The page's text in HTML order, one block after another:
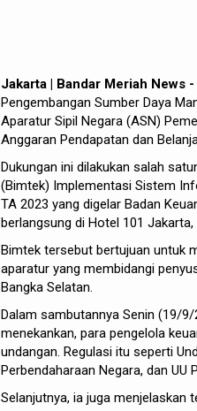
Jakarta | Bandar Meriah News -
Pengembangan Sumber Daya
Aparatur Sipil Negara (ASN)
Anggaran Pendapatan dan
Dukungan ini dilakukan salah
(Bimtek) Implementasi Sistem
TA 2023 yang digelar Badan
berlangsung di Hotel 101
Bimtek tersebut bertujuan untuk
aparatur yang membidangi
Bangka Selatan.
Dalam sambutannya Senin (19/
menekankan, para pengelola
undangan. Regulasi itu seperti
Perbendaharaan Negara, dan UU
Selanjutnya, ia juga menjelaskan